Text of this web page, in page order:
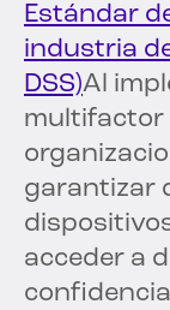
Estándar
industria
DSS)Al
multifactor
garantizar
acceder a